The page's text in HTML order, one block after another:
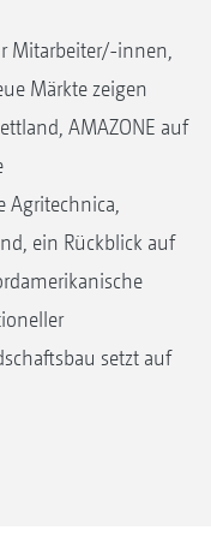
Mitarbeiter/-innen,
Märkte zeigen
AMAZONE auf
ein Rückblick auf
setzt auf